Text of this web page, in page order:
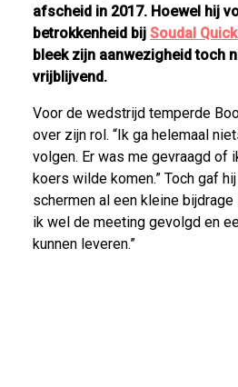
afscheid in 2017. Hoewel hij
betrokkenheid bij Soudal
bleek zijn aanwezigheid toch
vrijblijvend.
Voor de wedstrijd temperde
over zijn rol. “Ik ga helemaal
volgen. Er was me gevraagd of
koers wilde komen.” Toch gaf
schermen al een kleine bijdrage
ik wel de meeting gevolgd en
kunnen leveren.”